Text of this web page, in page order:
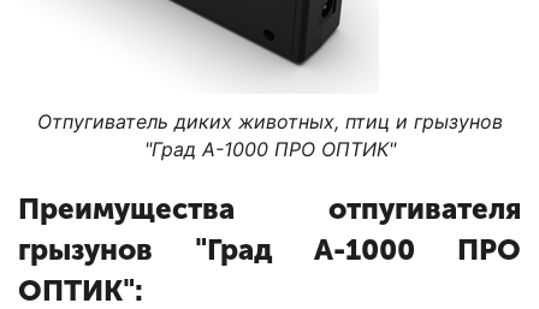
Отпугиватель диких животных, птиц и грызунов
"Град А-1000 ПРО ОПТИК"
Преимущества отпугивателя
грызунов "Град А-1000 ПРО
ОПТИК":